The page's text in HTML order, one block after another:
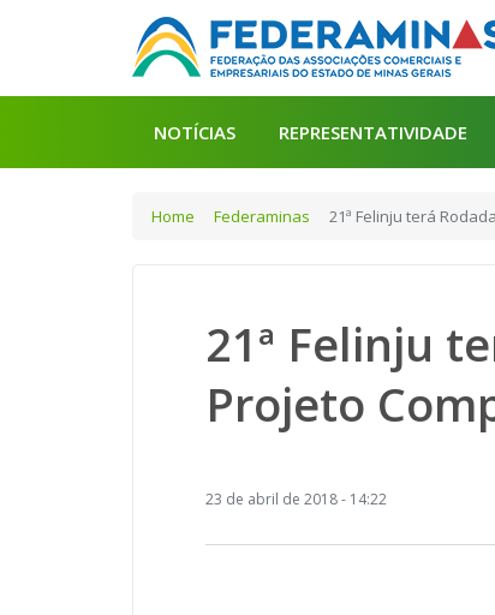
NOTÍCIAS REPRESENTATIVIDADE
Home Federaminas 21ª Felinju terá
21ª Felinju
Projeto
23 de abril de 2018 - 14:22